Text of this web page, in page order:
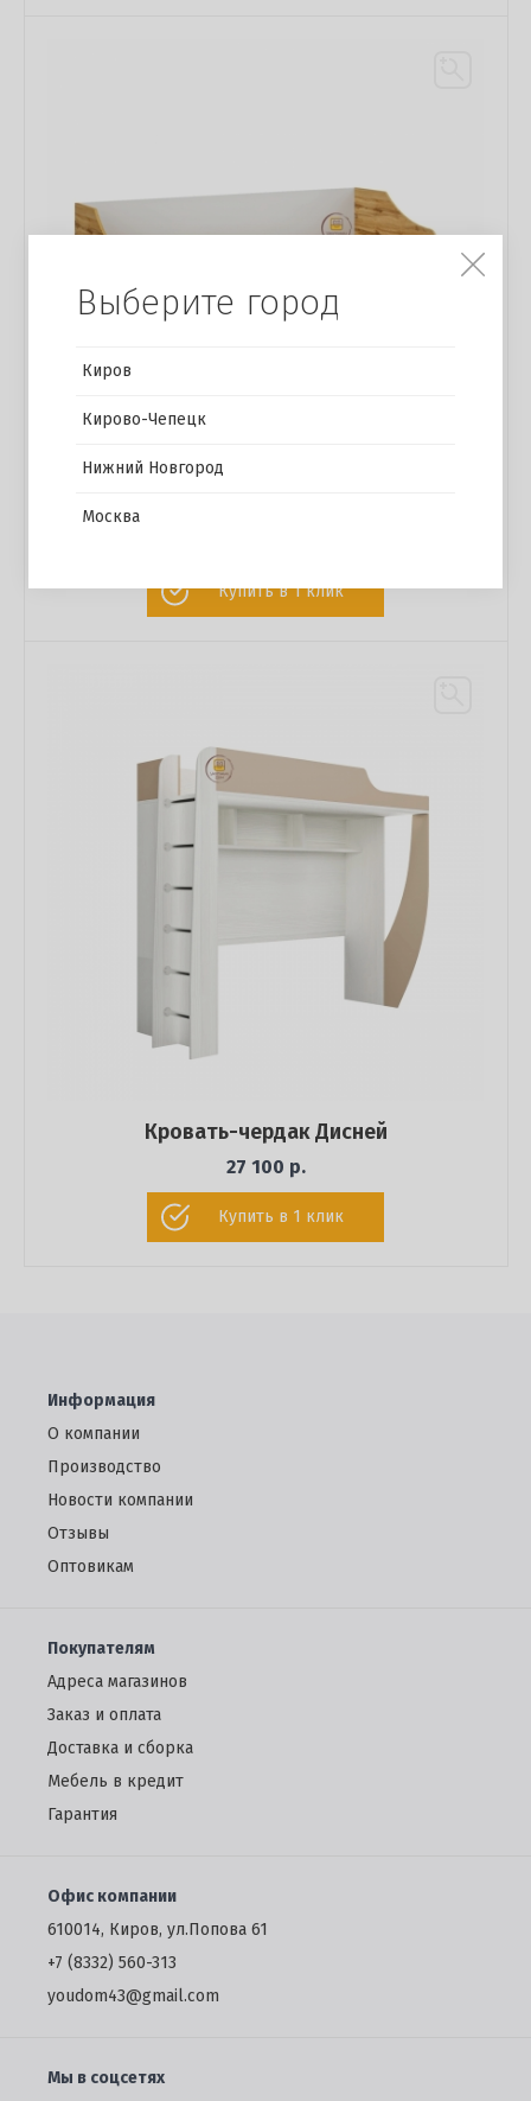
Кровать с 2 ящиками Дисней
Купить в 1 клик
Кровать-чердак Дисней
27 100 р.
Купить в 1 клик
Информация
О компании
Производство
Новости компании
Отзывы
Oптовикам
Покупателям
Адреса магазинов
Заказ и оплата
Доставка и сборка
Мебель в кредит
Гарантия
Офис компании
610014, Киров, ул.Попова 61
+7 (8332) 560-313
youdom43@gmail.com
Мы в соцсетях
Выберите город
Киров
Кирово-Чепецк
Нижний Новгород
Москва